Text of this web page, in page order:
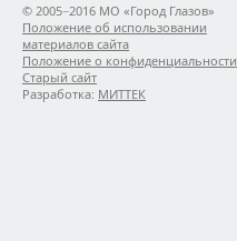
© 2005−2016 МО «Город Глазов»
Положение об использовании
материалов сайта
Положение о конфиденциальности
Старый сайт
Разработка: МИТТЕК